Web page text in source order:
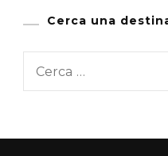
Cerca una